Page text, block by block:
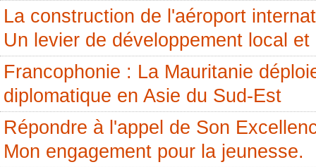
La construction de l'aéroport
Un levier de développement local et
Francophonie : La Mauritanie
diplomatique en Asie du Sud-Est
Répondre à l'appel de Son
Mon engagement pour la jeunesse.